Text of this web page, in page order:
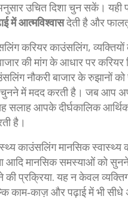
उचित दिशा चुन सकें। यही
में आत्मविश्वासदेती है और
करियर काउंसलिंग,
की मांग के आधार पर करियर
नौकरी बाजार के रुझानों
चुनने में मदद करती है। जब आप
सलाह आपके दीर्घकालिक आर्थिक
है।
काउंसलिंगमानसिक स्वास्थ्य
आदि मानसिक समस्याओं को
की प्रक्रिया. यह न केवल
काम‑काज़ और पढ़ाई में भी सीधे